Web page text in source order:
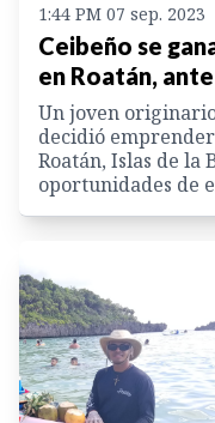
1:44 PM 07 sep. 2023
Ceibeño se
en Roatán,
Un joven
decidió
Roatán, Islas de la
oportunidades de